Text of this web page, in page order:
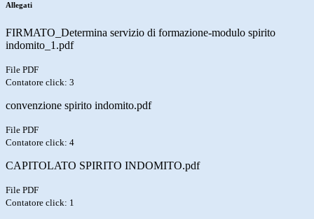
Allegati
FIRMATO_Determina servizio di formazione-modulo spirito
indomito_1.pdf
File PDF
Contatore click: 3
convenzione spirito indomito.pdf
File PDF
Contatore click: 4
CAPITOLATO SPIRITO INDOMITO.pdf
File PDF
Contatore click: 1